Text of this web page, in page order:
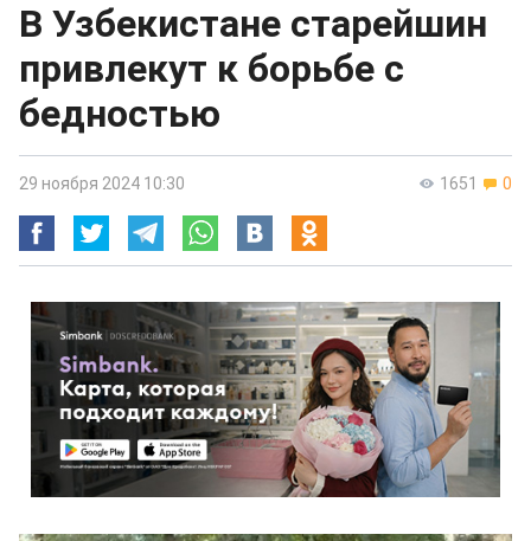
В Узбекистане старейшин
привлекут к борьбе с
бедностью
1651 0
29 ноября 2024 10:30